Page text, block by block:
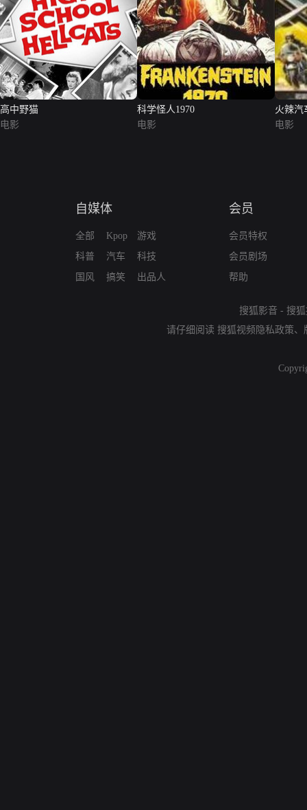
高中野猫
电影
科学怪人1970
电影
火辣汽
电影
自媒体
全部
科普
国风
Kpop
汽车
搞笑
游戏
科技
出品人
会员
会员特权
会员剧场
帮助
搜狐影音 - 搜
请仔细阅读 搜狐视频隐私政策、